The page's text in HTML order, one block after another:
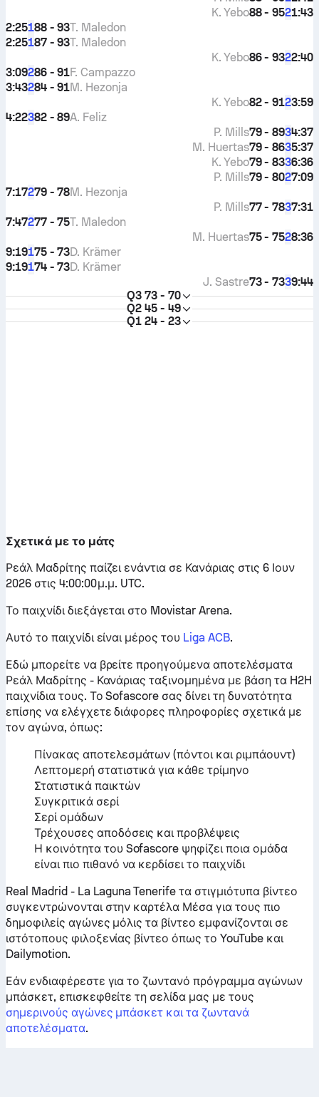
1:43
2
88 - 95
K. Yebo
2:25188 - 93T. Maledon
2:25187 - 93T. Maledon
2:40
2
86 - 93
K. Yebo
3:09286 - 91F. Campazzo
3:43284 - 91M. Hezonja
3:59
2
82 - 91
K. Yebo
4:22382 - 89A. Feliz
4:37
3
79 - 89
P. Mills
5:37
3
79 - 86
M. Huertas
6:36
3
79 - 83
K. Yebo
7:09
2
79 - 80
P. Mills
7:17279 - 78M. Hezonja
7:31
3
77 - 78
P. Mills
7:47277 - 75T. Maledon
8:36
2
75 - 75
M. Huertas
9:19175 - 73D. Krämer
9:19174 - 73D. Krämer
9:44
3
73 - 73
J. Sastre
Q3 73 - 70
Q2 45 - 49
Q1 24 - 23
Σχετικά με το μάτς
Ρεάλ Μαδρίτης παίζει ενάντια σε Κανάριας στις 6 Ιουν
2026 στις 4:00:00 μ.μ. UTC.
Το παιχνίδι διεξάγεται στο Movistar Arena.
Αυτό το παιχνίδι είναι μέρος του Liga ACB.
Εδώ μπορείτε να βρείτε προηγούμενα αποτελέσματα
Ρεάλ Μαδρίτης - Κανάριας ταξινομημένα με βάση τα H2H
παιχνίδια τους. Το Sofascore σας δίνει τη δυνατότητα
επίσης να ελέγχετε διάφορες πληροφορίες σχετικά με
τον αγώνα, όπως:
Πίνακας αποτελεσμάτων (πόντοι και ριμπάουντ)
Λεπτομερή στατιστικά για κάθε τρίμηνο
Στατιστικά παικτών
Συγκριτικά σερί
Σερί ομάδων
Τρέχουσες αποδόσεις και προβλέψεις
Η κοινότητα του Sofascore ψηφίζει ποια ομάδα
είναι πιο πιθανό να κερδίσει το παιχνίδι
Real Madrid - La Laguna Tenerife τα στιγμιότυπα βίντεο
συγκεντρώνονται στην καρτέλα Μέσα για τους πιο
δημοφιλείς αγώνες μόλις τα βίντεο εμφανίζονται σε
ιστότοπους φιλοξενίας βίντεο όπως το YouTube και
Dailymotion.
Εάν ενδιαφέρεστε για το ζωντανό πρόγραμμα αγώνων
μπάσκετ, επισκεφθείτε τη σελίδα μας με τους
σημερινούς αγώνες μπάσκετ και τα ζωντανά
αποτελέσματα.